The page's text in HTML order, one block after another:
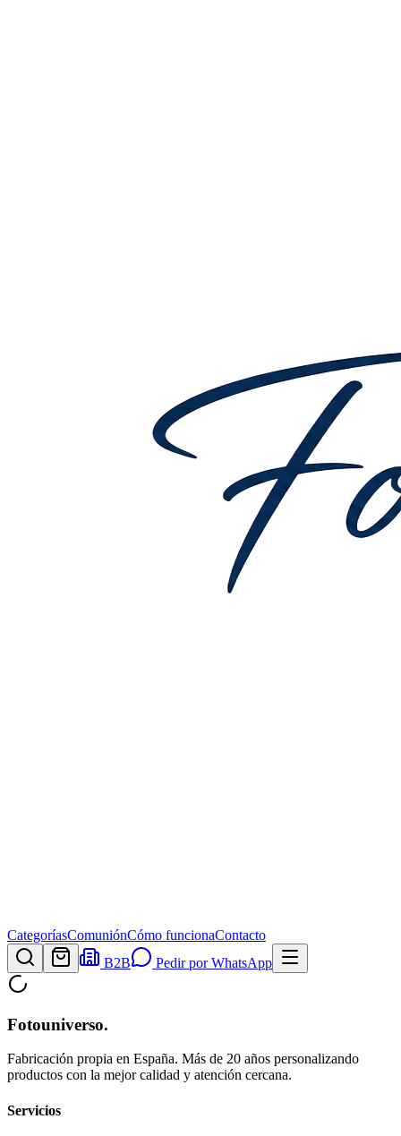
CategoríasComuniónCómo funcionaContacto
B2B
Pedir por WhatsApp
Fotouniverso.
Fabricación propia en España. Más de 20 años personalizando
productos con la mejor calidad y atención cercana.
Servicios